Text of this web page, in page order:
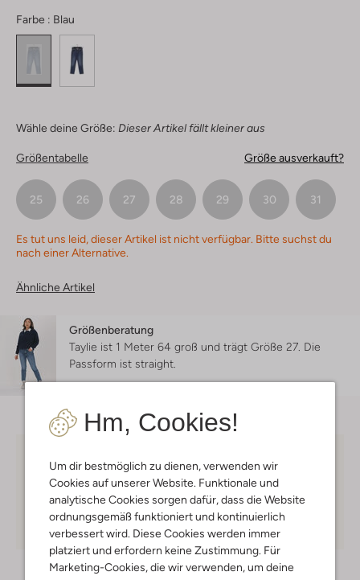
Hm, Cookies!
Um dir bestmöglich zu dienen, verwenden wir
Cookies auf unserer Website. Funktionale und
analytische Cookies sorgen dafür, dass die Website
ordnungsgemäß funktioniert und kontinuierlich
verbessert wird. Diese Cookies werden immer
platziert und erfordern keine Zustimmung. Für
Marketing-Cookies, die wir verwenden, um deine
Farbe : Blau
Wähle deine Größe: Dieser Artikel fällt kleiner aus
Größentabelle Größe ausverkauft?
25 26 27 28 29 30 31
Es tut uns leid, dieser Artikel ist nicht verfügbar. Bitte suchst du
nach einer Alternative.
Ähnliche Artikel
Größenberatung
Taylie ist 1 Meter 64 groß und trägt Größe 27. Die
Passform ist straight
Kostenloser Versandab € 75 für Club-Omoda
Mitglieder in Deutschland
Kauf auf Rechnung 30 TagenRückgaberecht